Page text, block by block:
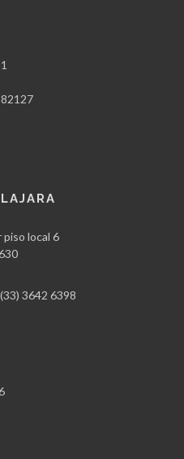
82127
piso local 6
3642 6398